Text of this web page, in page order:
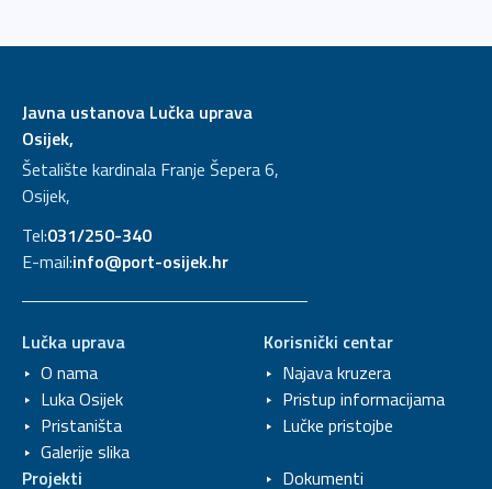
Javna ustanova Lučka uprava
Osijek,
Šetalište kardinala Franje Šepera 6,
Osijek,
Tel:031/250-340
E-mail:info@port-osijek.hr
Lučka uprava
O nama
Luka Osijek
Pristaništa
Galerije slika
Korisnički centar
Najava kruzera
Pristup informacijama
Lučke pristojbe
Projekti
Dokumenti